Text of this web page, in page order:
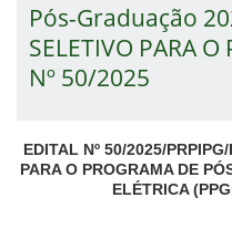
Pós-Graduação
SELETIVO PARA
Nº 50/2025
EDITAL Nº 50/2025/
PARA O PROGRAMA DE
ELÉTRICA